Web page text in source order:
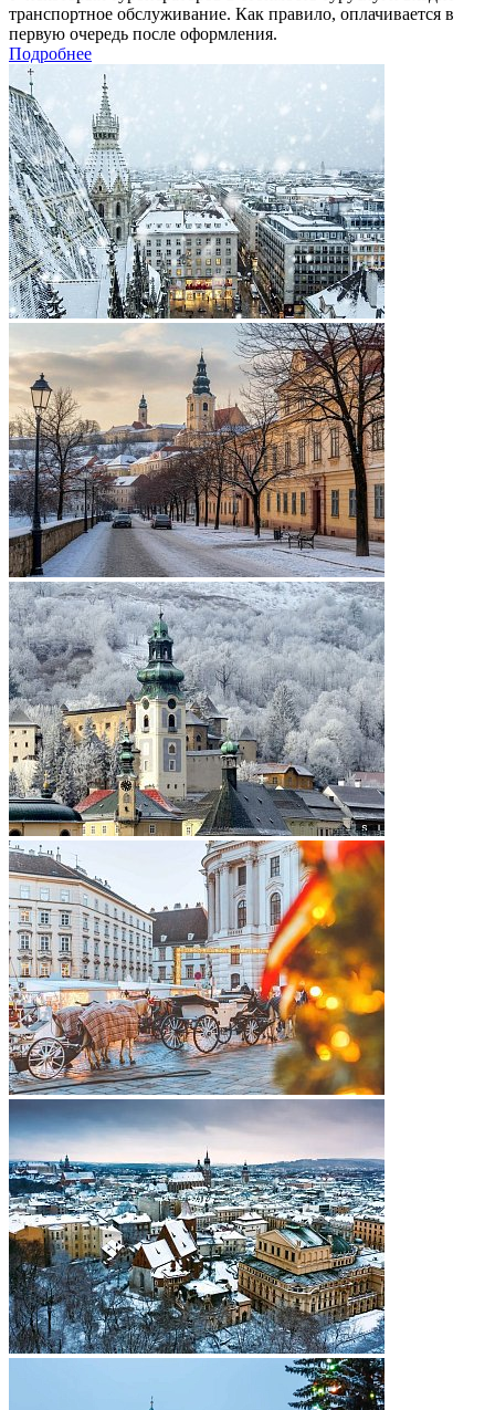
транспортное обслуживание. Как правило, оплачивается в
первую очередь после оформления.
Подробнее